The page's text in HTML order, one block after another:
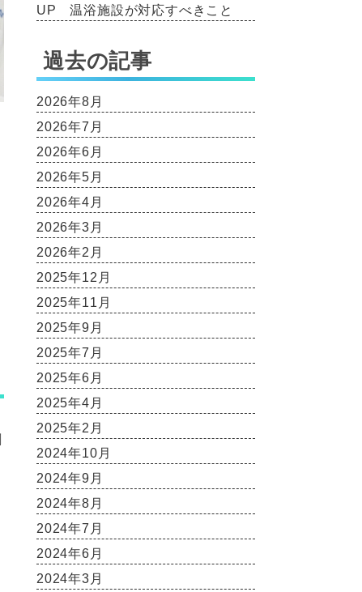
UP 温浴施設が対応すべきこと
過去の記事
2026年8月
2026年7月
2026年6月
2026年5月
2026年4月
2026年3月
2026年2月
2025年12月
2025年11月
2025年9月
2025年7月
2025年6月
2025年4月
2025年2月
2024年10月
2024年9月
2024年8月
2024年7月
2024年6月
2024年3月